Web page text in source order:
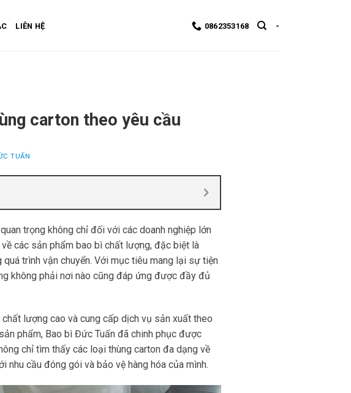
LIÊN HỆ 0862353168 -
carton theo yêu cầu
TUẤN
trọng không chỉ đối với các doanh nghiệp lớn
các sản phẩm bao bì chất lượng, đặc biệt là
trình vận chuyển. Với mục tiêu mang lại sự tiện
không phải nơi nào cũng đáp ứng được đầy đủ
lượng cao và cung cấp dịch vụ sản xuất theo
phẩm, Bao bì Đức Tuấn đã chinh phục được
chỉ tìm thấy các loại thùng carton đa dạng về
cầu đóng gói và bảo vệ hàng hóa của mình.